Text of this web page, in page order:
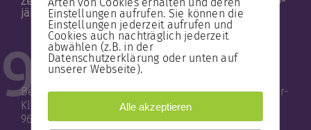
jähriges Bestehen seit der Wiedergründung geehrt.
937
Bereits zu Zeiten des 937 gegründeten Benedektiner-
Klosters wurde gesungen, bevor die Klosterkirche
968 zur Kathedrale erhoben wurde. Das Erzbistum
Einstellungen aufrufen. Sie können die
Einstellungen jederzeit aufrufen und
Cookies auch nachträglich jederzeit
abwählen (z.B. in der
Datenschutzerklärung oder unten auf
unserer Webseite).
Alle akzeptieren